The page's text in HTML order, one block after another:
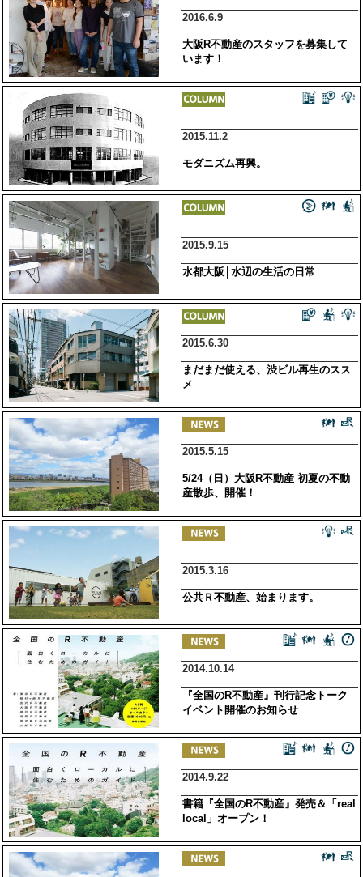
2016.6.9
大阪R不動産のスタッフを募集して
います！
2015.11.2
モダニズム再興。
2015.9.15
水都大阪│水辺の生活の日常
2015.6.30
まだまだ使える、渋ビル再生のスス
メ
2015.5.15
5/24（日）大阪R不動産 初夏の不動
産散歩、開催！
2015.3.16
公共Ｒ不動産、始まります。
2014.10.14
『全国のR不動産』刊行記念トーク
イベント開催のお知らせ
2014.9.22
書籍『全国のR不動産』発売＆「real
local」オープン！